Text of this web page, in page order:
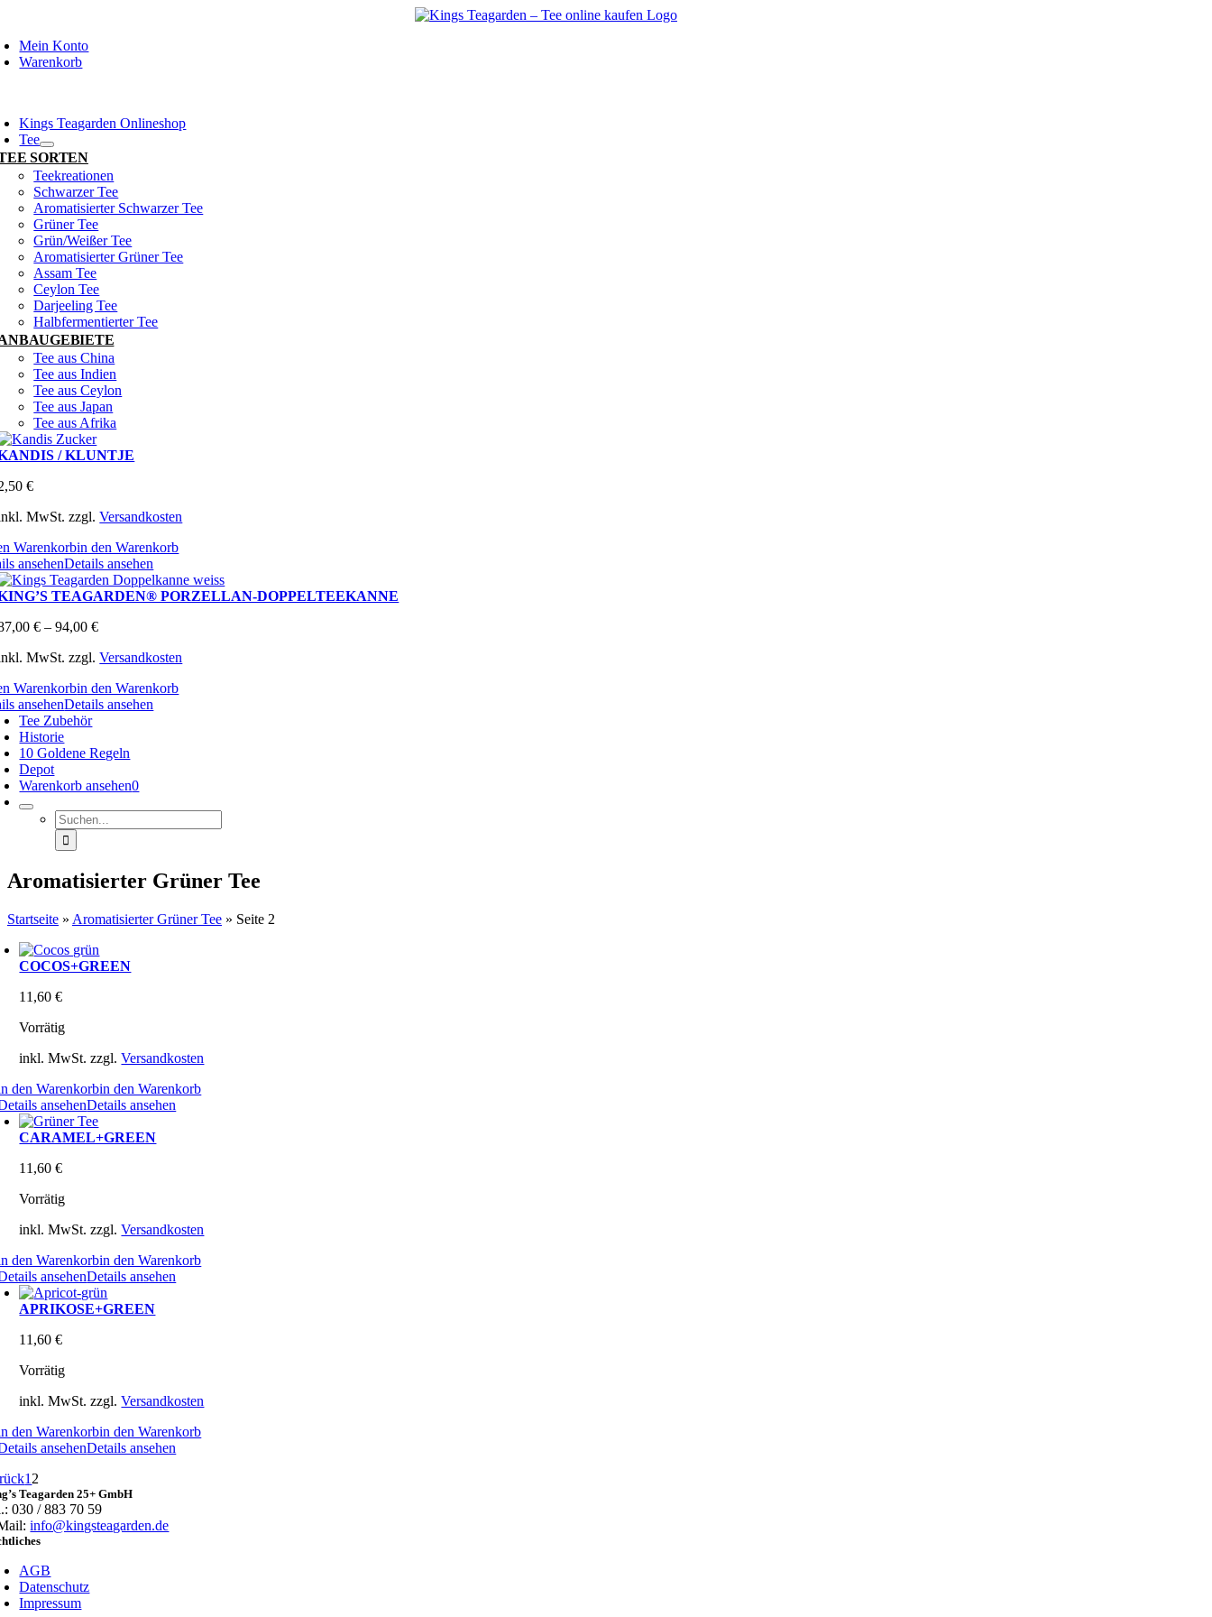
springen
Mein Konto
Warenkorb
Kings Teagarden Onlineshop
Tee
SORTEN
Teekreationen
Schwarzer Tee
Aromatisierter Schwarzer Tee
Grüner Tee
Grün/Weißer Tee
Aromatisierter Grüner Tee
Assam Tee
Ceylon Tee
Darjeeling Tee
Halbfermentierter Tee
Tee aus China
Tee aus Indien
Tee aus Ceylon
Tee aus Japan
Tee aus Afrika
/ KLUNTJE
€
MwSt. zzgl.Versandkosten
Warenkorbin den Warenkorb
ansehenDetails ansehen
TEAGARDEN® PORZELLAN-DOPPELTEEKANNE
€ –94,00€
MwSt. zzgl.Versandkosten
Warenkorbin den Warenkorb
ansehenDetails ansehen
Tee Zubehör
Historie
10 Goldene Regeln
Depot
Warenkorb ansehen0
Suche
nach:
Aromatisierter Grüner Tee
Startseite » Aromatisierter Grüner Tee » Seite 2
COCOS+GREEN
11,60€
Vorrätig
inkl. MwSt. zzgl.Versandkosten
den Warenkorbin den Warenkorb
ansehenDetails ansehen
CARAMEL+GREEN
11,60€
Vorrätig
inkl. MwSt. zzgl.Versandkosten
den Warenkorbin den Warenkorb
ansehenDetails ansehen
APRIKOSE+GREEN
11,60€
Vorrätig
inkl. MwSt. zzgl.Versandkosten
den Warenkorbin den Warenkorb
ansehenDetails ansehen
1 2
Teagarden 25+ GmbH
030 / 883 70 59
info@kingsteagarden.de
AGB
Datenschutz
Impressum